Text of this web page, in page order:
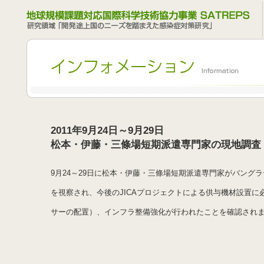
2011年9月24日～9月29日
松本・伊藤・三條場短期派遣専門家の現地調査
9月24～29日に松本・伊藤・三條場短期派遣専門家がバング
を視察され、今後のJICAプロジェクトによる供与機材設置
サーの配置）、インフラ整備強化が行われたことを確認され